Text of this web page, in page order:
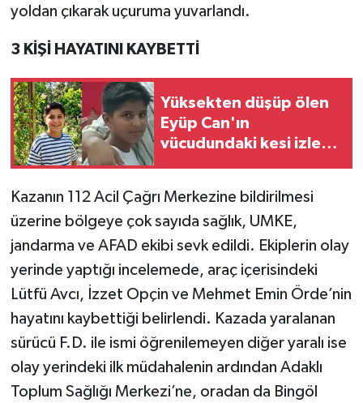
yoldan çıkarak uçuruma yuvarlandı.
3 KİŞİ HAYATINI KAYBETTİ
Yüksekten düşüp ölen
Eyüp Can'ın
vücudundaki kesi izleri
Kazanın 112 Acil Çağrı Merkezine bildirilmesi
üzerine bölgeye çok sayıda sağlık, UMKE,
jandarma ve AFAD ekibi sevk edildi. Ekiplerin olay
yerinde yaptığı incelemede, araç içerisindeki
Lütfü Avcı, İzzet Opçin ve Mehmet Emin Örde’nin
hayatını kaybettiği belirlendi. Kazada yaralanan
sürücü F.D. ile ismi öğrenilemeyen diğer yaralı ise
olay yerindeki ilk müdahalenin ardından Adaklı
Toplum Sağlığı Merkezi’ne, oradan da Bingöl